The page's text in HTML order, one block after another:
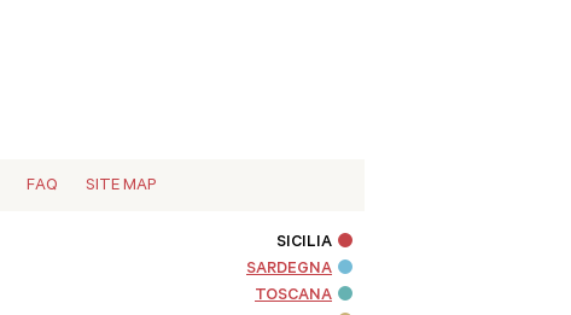
FAQ SITE MAP
SICILIA
SARDEGNA
TOSCANA